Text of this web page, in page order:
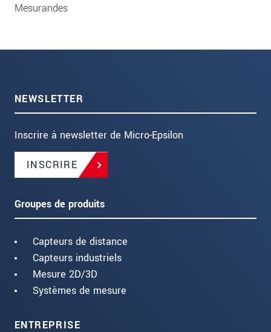
Mesurandes
NEWSLETTER
Inscrire à newsletter de Micro-Epsilon
INSCRIRE
Groupes de produits
Capteurs de distance
Capteurs industriels
Mesure 2D/3D
Systèmes de mesure
ENTREPRISE